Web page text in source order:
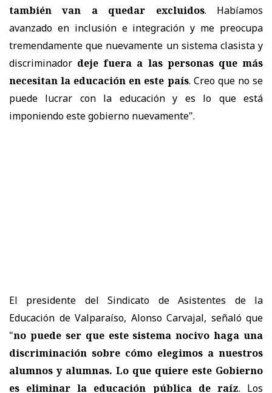
también van a quedar excluidos. Habíamos
avanzado en inclusión e integración y me preocupa
tremendamente que nuevamente un sistema clasista y
discriminador deje fuera a las personas que más
necesitan la educación en este país. Creo que no se
puede lucrar con la educación y es lo que está
imponiendo este gobierno nuevamente".
El presidente del Sindicato de Asistentes de la
Educación de Valparaíso, Alonso Carvajal, señaló que
"no puede ser que este sistema nocivo haga una
discriminación sobre cómo elegimos a nuestros
alumnos y alumnas. Lo que quiere este Gobierno
es eliminar la educación pública de raíz. Los